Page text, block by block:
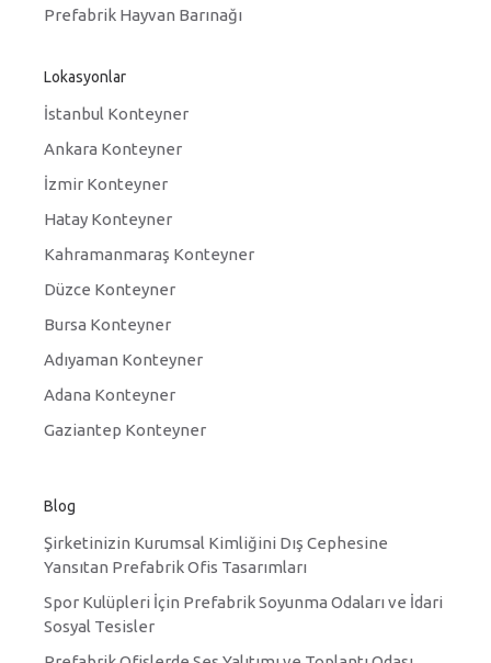
Prefabrik Hayvan Barınağı
Lokasyonlar
İstanbul Konteyner
Ankara Konteyner
İzmir Konteyner
Hatay Konteyner
Kahramanmaraş Konteyner
Düzce Konteyner
Bursa Konteyner
Adıyaman Konteyner
Adana Konteyner
Gaziantep Konteyner
Blog
Şirketinizin Kurumsal Kimliğini Dış Cephesine
Yansıtan Prefabrik Ofis Tasarımları
Spor Kulüpleri İçin Prefabrik Soyunma Odaları ve İdari
Sosyal Tesisler